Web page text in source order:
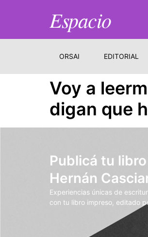
Espacio
ORSAI EDITORIAL
Voy a
digan que
Publicá tu
Hernán
Experiencias únicas de
con tu libro impreso, editado